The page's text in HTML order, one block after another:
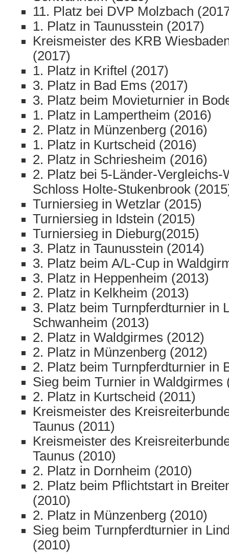
11. Platz bei DVP Molzbach
1. Platz in Taunusstein (2017)
Kreismeister des KRB
(2017)
1. Platz in Kriftel (2017)
3. Platz in Bad Ems (2017)
3. Platz beim Movieturnier in
1. Platz in Lampertheim (2016)
2. Platz in Münzenberg (2016)
1. Platz in Kurtscheid (2016)
2. Platz in Schriesheim (2016)
2. Platz bei 5-Länder-Vergleichs-
Schloss Holte-Stukenbrook
Turniersieg in Wetzlar (2015)
Turniersieg in Idstein (2015)
Turniersieg in Dieburg(2015)
3. Platz in Taunusstein (2014)
3. Platz beim A/L-Cup in
3. Platz in Heppenheim (2013)
2. Platz in Kelkheim (2013)
3. Platz beim Turnpferdturnier in
Schwanheim (2013)
2. Platz in Waldgirmes (2012)
2. Platz in Münzenberg (2012)
2. Platz beim Turnpferdturnier in
Sieg beim Turnier in Waldgirmes
2. Platz in Kurtscheid (2011)
Kreismeister des
Taunus (2011)
Kreismeister des
Taunus (2010)
2. Platz in Dornheim (2010)
2. Platz beim Pflichtstart in
(2010)
2. Platz in Münzenberg (2010)
Sieg beim Turnpferdturnier in
(2010)